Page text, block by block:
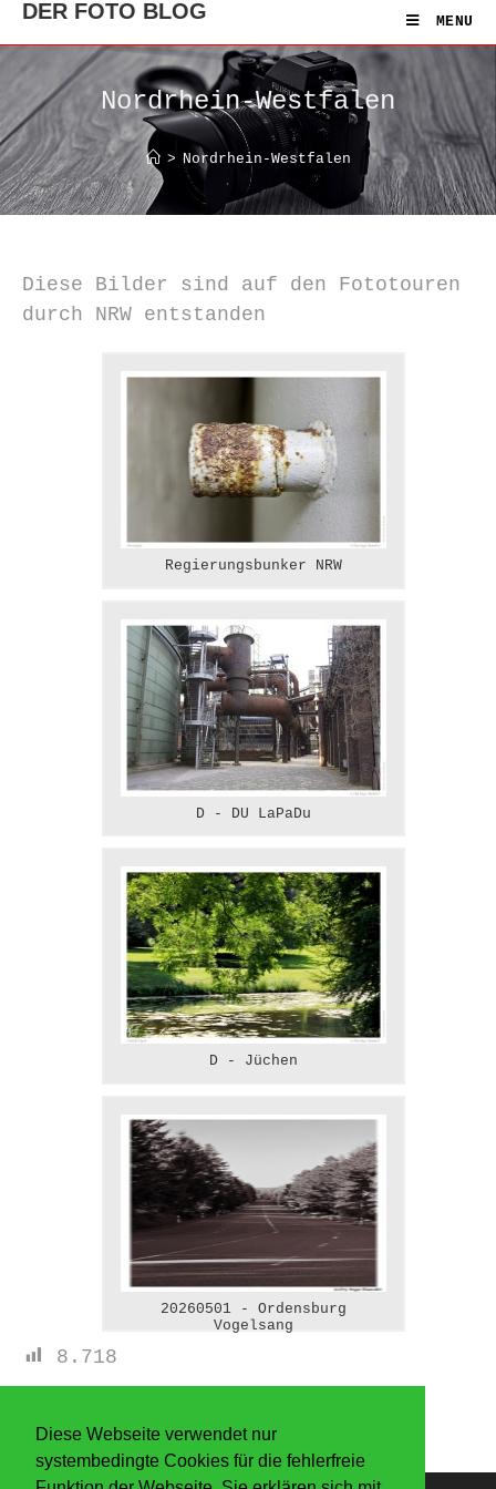
Diese Webseite verwendet nur
systembedingte Cookies für die fehlerfreie
DER FOTO BLOG MENU
Nordrhein-Westfalen
> Nordrhein-Westfalen
Diese Bilder sind auf den Fototouren
durch NRW entstanden
Regierungsbunker NRW
D - DU LaPaDu
D - Jüchen
20260501 - Ordensburg
Vogelsang
8.718